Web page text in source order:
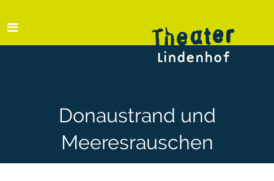
Donaustrand und
Meeresrauschen